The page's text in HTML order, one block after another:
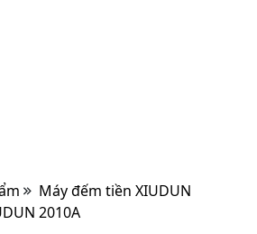
Máy đếm tiền XIUDUN
2010A